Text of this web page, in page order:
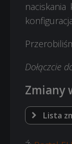
Dołączcie
Zmiany
Lista